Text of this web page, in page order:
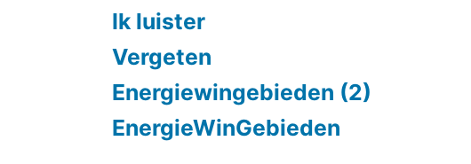
Ik luister
Vergeten
Energiewingebieden (2)
EnergieWinGebieden